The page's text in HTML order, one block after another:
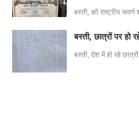
बस्ती, को राष्ट्रीय सवर्ण
बस्ती, छात्रों पर हो
बस्ती, देश में हो रहे